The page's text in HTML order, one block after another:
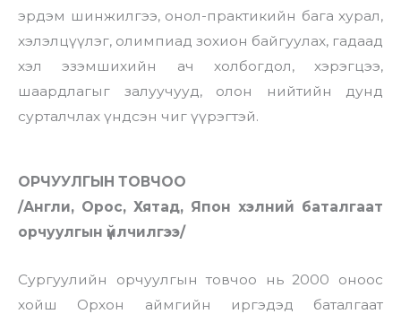
эрдэм шинжилгээ, онол-практикийн бага хурал,
хэлэлцүүлэг, олимпиад зохион байгуулах, гадаад
хэл эзэмшихийн ач холбогдол, хэрэгцээ,
шаардлагыг залуучууд, олон нийтийн дунд
сурталчлах үндсэн чиг үүрэгтэй.
ОРЧУУЛГЫН ТОВЧОО
/Англи, Орос, Хятад, Япон хэлний баталгаат
орчуулгын үйлчилгээ/
Сургуулийн орчуулгын товчоо нь 2000 oноос
хойш Орхон аймгийн иргэдэд баталгаат